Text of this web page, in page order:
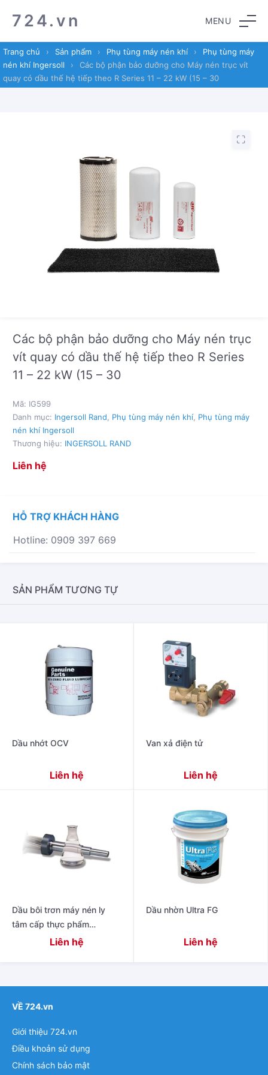
to
navigation
to
content
724.vn MENU
Trang chủ › Sản phẩm › Phụ tùng máy nén khí ›
Phụ tùng máy
nén khí Ingersoll
›
Các bộ phận bảo dưỡng cho Máy nén trục vít
quay có dầu thế hệ tiếp theo R Series 11 – 22 kW (15 – 30
Các bộ phận bảo dưỡng cho Máy nén trục
vít quay có dầu thế hệ tiếp theo R Series
11 – 22 kW (15 – 30
Liên hệ
Mã: IG599
Danh mục: Ingersoll Rand Phụ tùng máy nén khí Phụ tùng máy
nén khí Ingersoll
Thương hiệu: INGERSOLL RAND
HỖ TRỢ KHÁCH HÀNG
Hotline: 0909 397 669
SẢN PHẨM TƯƠNG TỰ
Dầu nhớt OCV
Liên hệ
Van xả điện tử
Liên hệ
Dầu bôi trơn máy nén ly
tâm cấp thực phẩm
TurboBlend ™Liên hệ
Dầu nhờn Ultra FG
Liên hệ
VỀ 724.vn
Giới thiệu 724.vn
Điều khoản sử dụng
Chính sách bảo mật